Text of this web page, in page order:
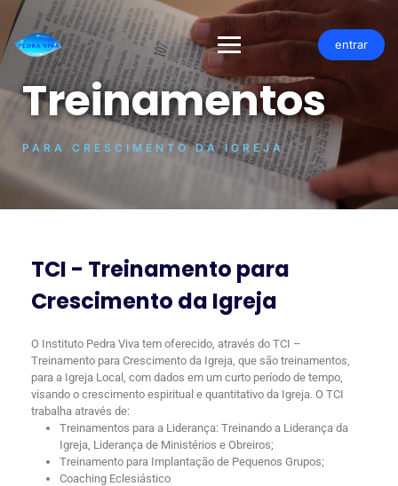
entrar
Treinamentos
PARA CRESCIMENTO DA IGREJA
TCI - Treinamento para
Crescimento da Igreja
O Instituto Pedra Viva tem oferecido, através do TCI –
Treinamento para Crescimento da Igreja, que são treinamentos,
para a Igreja Local, com dados em um curto período de tempo,
visando o crescimento espiritual e quantitativo da Igreja. O TCI
trabalha através de:
Treinamentos para a Liderança: Treinando a Liderança da
Igreja, Liderança de Ministérios e Obreiros;
Treinamento para Implantação de Pequenos Grupos;
Coaching Eclesiástico